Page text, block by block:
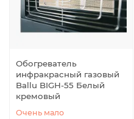
Обогреватель
инфракрасный газовый
Ballu BIGH-55 Белый
кремовый
Очень мало